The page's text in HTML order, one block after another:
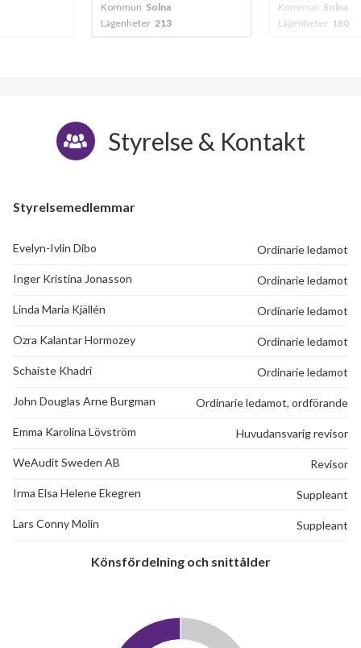
Kommun Solna
Lägenheter 180
Kommun Solna
Lägenheter 97
Styrelse & Kontakt
Styrelsemedlemmar
Evelyn-Ivlin Dibo Ordinarie ledamot
Inger Kristina Jonasson Ordinarie ledamot
Linda Maria Kjällén Ordinarie ledamot
Ozra Kalantar Hormozey Ordinarie ledamot
Schaiste Khadri Ordinarie ledamot
John Douglas Arne Burgman Ordinarie ledamot, ordförande
Emma Karolina Lövström Huvudansvarig revisor
WeAudit Sweden AB Revisor
Irma Elsa Helene Ekegren Suppleant
Lars Conny Molin Suppleant
Könsfördelning och snittålder